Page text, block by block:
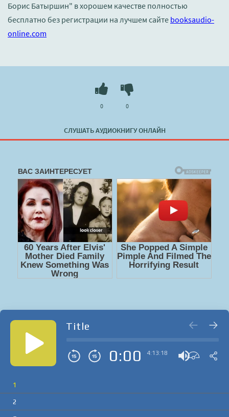
Борис Батыршин" в хорошем качестве полностью
бесплатно без регистрации на лучшем сайте booksaudio-
online.com
СЛУШАТЬ АУДИОКНИГУ ОНЛАЙН
0 0
Title
0:00 4:13:18
1
2